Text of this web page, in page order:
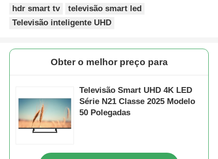
hdr smart tv
televisão smart led
Televisão inteligente UHD
Obter o melhor preço para
Televisão Smart UHD 4K LED
Série N21 Classe 2025 Modelo
50 Polegadas